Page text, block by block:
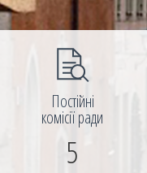
Постійні
комісії ради
5